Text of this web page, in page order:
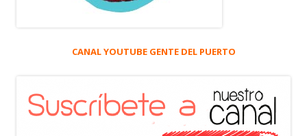
CANAL YOUTUBE GENTE DEL PUERTO